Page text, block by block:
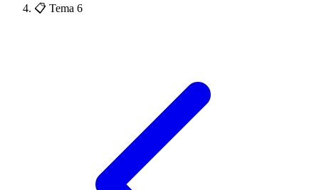
📋 Tema 6